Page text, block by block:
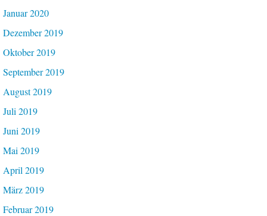
Januar 2020
Dezember 2019
Oktober 2019
September 2019
August 2019
Juli 2019
Juni 2019
Mai 2019
April 2019
März 2019
Februar 2019